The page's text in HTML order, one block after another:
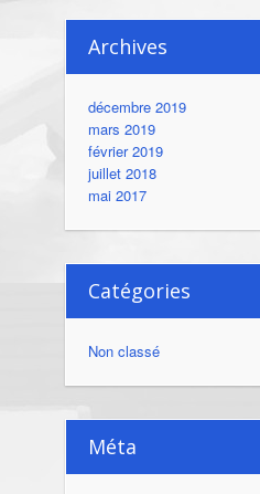
Archives
décembre 2019
mars 2019
février 2019
juillet 2018
mai 2017
Catégories
Non classé
Méta